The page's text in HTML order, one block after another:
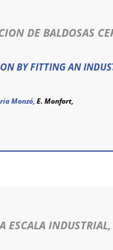
DE BALDOSAS
BY FITTING AN
Monzó, E. Monfort,
ESCALA